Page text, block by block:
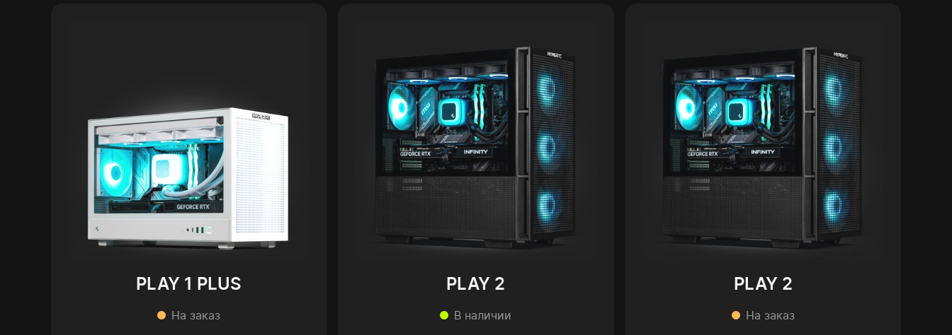
PLAY 1 PLUS
На заказ
PLAY 2
В наличии
PLAY 2
На заказ